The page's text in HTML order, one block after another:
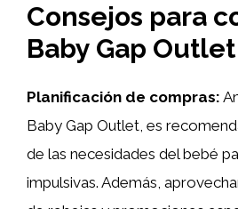
Consejos para
Baby Gap Outlet
Planificación de compras:
Baby Gap Outlet, es
de las necesidades del bebé
impulsivas. Además,